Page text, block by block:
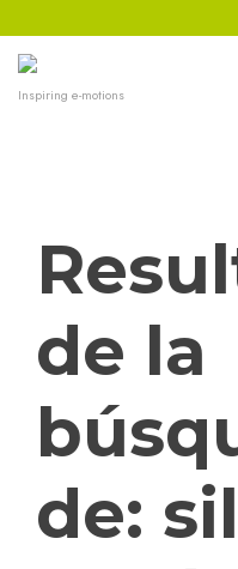
al
contenido
Inspiring e-motions
de la
de: